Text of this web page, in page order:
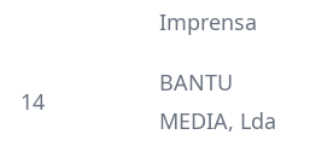
Imprensa
14
BANTU
MEDIA, Lda